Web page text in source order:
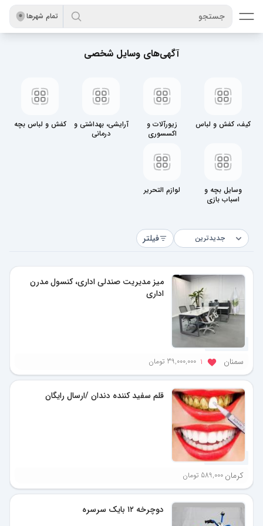
تمام شهر‌ها جستجو
آگهی‌های وسایل شخصی
کیف، کفش و لباس
زیورآلات و
اکسسوری
آرایشی، بهداشتی و
درمانی
کفش و لباس بچه
وسایل بچه و
اسباب بازی
لوازم التحریر
فیلتر
میز مدیریت صندلی اداری، کنسول مدرن
اداری
سمنان 1 39,000,000 تومان
قلم سفید کننده دندان /ارسال رایگان
کرمان 589,000 تومان
دوچرخه ۱۲ بایک سرسره